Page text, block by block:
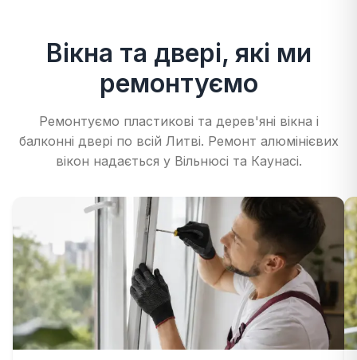
Вікна та двері, які ми
ремонтуємо
Ремонтуємо пластикові та дерев'яні вікна і
балконні двері по всій Литві. Ремонт алюмінієвих
вікон надається у Вільнюсі та Каунасі.